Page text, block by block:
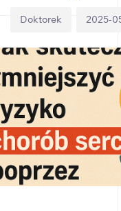
Doktorek 2025-